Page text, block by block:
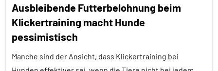
Artikel
Empfohlene
Artikel
Forschung
Ausbleibende Futterbelohnung beim
Klickertraining macht Hunde
pessimistisch
Manche sind der Ansicht, dass Klickertraining bei